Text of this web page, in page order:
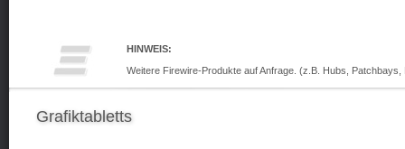
HINWEIS:
Weitere Firewire-Produkte auf Anfrage. (z.B. Hubs,
Grafiktabletts